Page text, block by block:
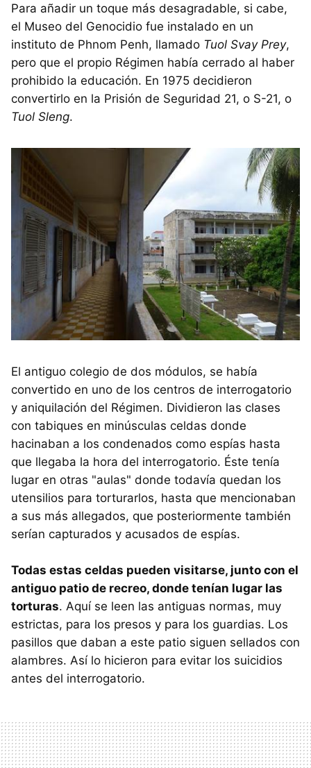
Para añadir un toque más desagradable, si cabe,
el Museo del Genocidio fue instalado en un
instituto de Phnom Penh, llamado Tuol Svay Prey,
pero que el propio Régimen había cerrado al haber
prohibido la educación. En 1975 decidieron
convertirlo en la Prisión de Seguridad 21, o S-21, o
Tuol Sleng.
El antiguo colegio de dos módulos, se había
convertido en uno de los centros de interrogatorio
y aniquilación del Régimen. Dividieron las clases
con tabiques en minúsculas celdas donde
hacinaban a los condenados como espías hasta
que llegaba la hora del interrogatorio. Éste tenía
lugar en otras "aulas" donde todavía quedan los
utensilios para torturarlos, hasta que mencionaban
a sus más allegados, que posteriormente también
serían capturados y acusados de espías.
Todas estas celdas pueden visitarse, junto con el
antiguo patio de recreo, donde tenían lugar las
torturas. Aquí se leen las antiguas normas, muy
estrictas, para los presos y para los guardias. Los
pasillos que daban a este patio siguen sellados con
alambres. Así lo hicieron para evitar los suicidios
antes del interrogatorio.